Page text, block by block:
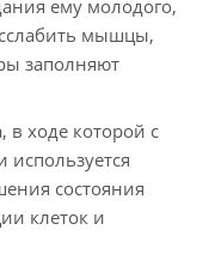
ему молодого,
мышцы,
заполняют
в ходе которой с
состояния
клеток и